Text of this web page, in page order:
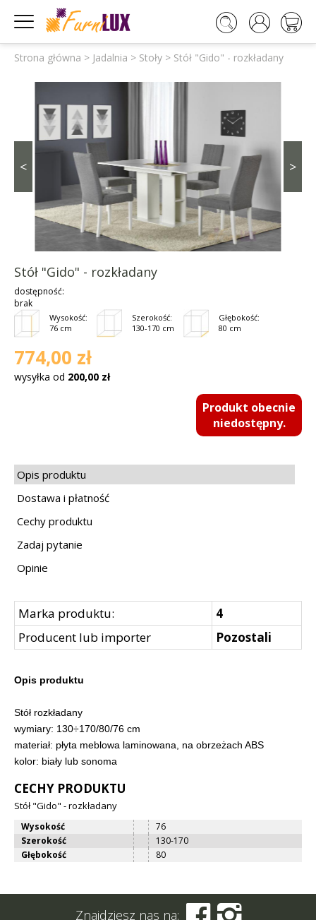
Strona główna > Jadalnia > Stoły > Stół "Gido" - rozkładany
< >
Stół "Gido" - rozkładany
dostępność:
brak
Wysokość:
76 cm
Szerokość:
130-170 cm
Głębokość:
80 cm
774,00 zł
wysyłka od 200,00 zł
Produkt obecnie
niedostępny.
Opis produktu
Dostawa i płatność
Cechy produktu
Zadaj pytanie
Opinie
Marka produktu:
4
Producent lub importer
Pozostali
Opis produktu
Stół rozkładany
wymiary: 130÷170/80/76 cm
materiał: płyta meblowa laminowana, na obrzeżach ABS
kolor: biały lub sonoma
CECHY PRODUKTU
Stół "Gido" - rozkładany
Wysokość
76
Szerokość
130-170
Głębokość
80
Znajdziesz nas na:
   